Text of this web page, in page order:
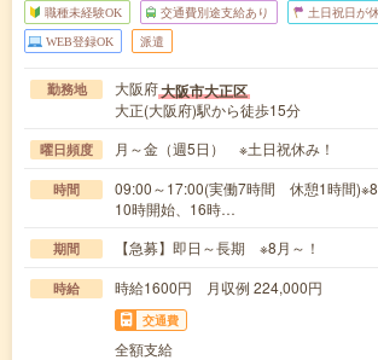
職種未経験OK 交通費別途支給あり 土日祝日が
WEB登録OK 派遣
勤務地 大阪府大阪市大正区
大正(大阪府)駅から徒歩15分
曜日頻度 月～金（週5日） ※土日祝休み！
時間
09:00～17:00(実働7時間 休憩1時間
10時開始、16時…
期間 【急募】即日～長期 ※8月～！
時給 時給1600円 月収例 224,000円
交通費
全額支給